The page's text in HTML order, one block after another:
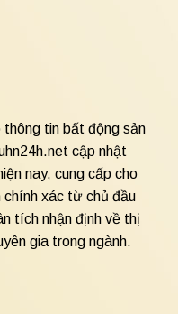
thông tin bất động sản
cập nhật
nay, cung cấp cho
chính xác từ chủ đầu
tích nhận định về thị
gia trong ngành.